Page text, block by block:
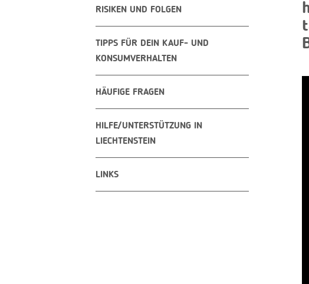
RISIKEN UND FOLGEN
TIPPS FÜR DEIN KAUF- UND
KONSUMVERHALTEN
HÄUFIGE FRAGEN
HILFE/UNTERSTÜTZUNG IN
LIECHTENSTEIN
LINKS